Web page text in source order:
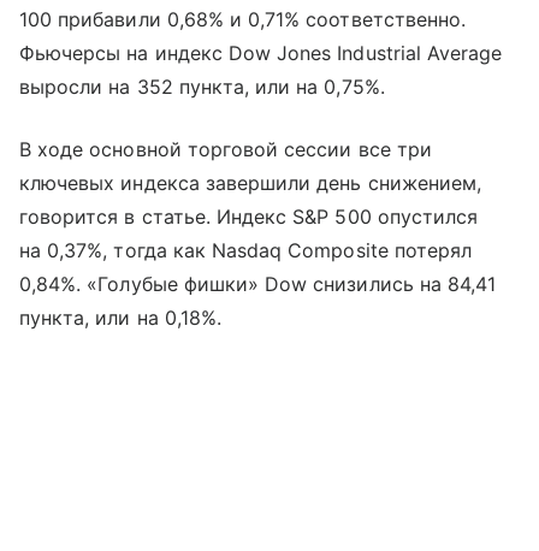
100 прибавили 0,68% и 0,71% соответственно.
Фьючерсы на индекс Dow Jones Industrial Average
выросли на 352 пункта, или на 0,75%.
В ходе основной торговой сессии все три
ключевых индекса завершили день снижением,
говорится в статье. Индекс S&P 500 опустился
на 0,37%, тогда как Nasdaq Composite потерял
0,84%. «Голубые фишки» Dow снизились на 84,41
пункта, или на 0,18%.